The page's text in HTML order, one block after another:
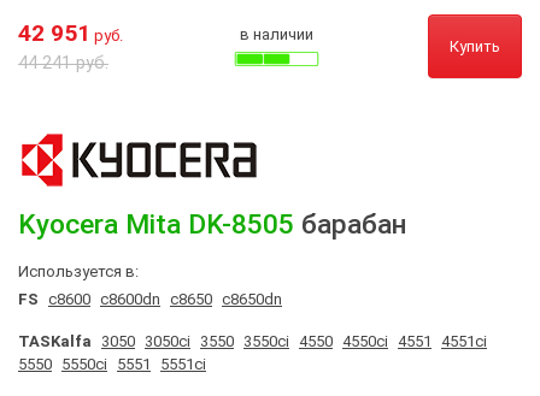
42 951 руб.
44 241 руб.
в наличии
Купить
Kyocera Mita DK-8505 барабан
Используется в:
FS c8600 c8600dn c8650 c8650dn
TASKalfa 3050 3050ci 3550 3550ci 4550 4550ci 4551
4551ci
5550 5550ci 5551 5551ci